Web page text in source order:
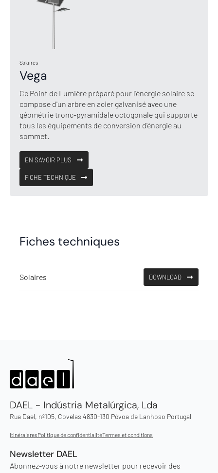
Solaires
Vega
Ce Point de Lumière préparé pour l'énergie solaire se
compose d'un arbre en acier galvanisé avec une
géométrie tronc-pyramidale octogonale qui supporte
tous les équipements de conversion d'énergie au
sommet.
EN SAVOIR PLUS
FICHE TECHNIQUE
Fiches techniques
Solaires DOWNLOAD
DAEL - Indústria Metalúrgica, Lda
Rua Dael, nº105, Covelas 4830-130 Póvoa de Lanhoso Portugal
ItinéraisresPolitique de confidentialitéTermes et conditions
Newsletter DAEL
Abonnez-vous à notre newsletter pour recevoir des